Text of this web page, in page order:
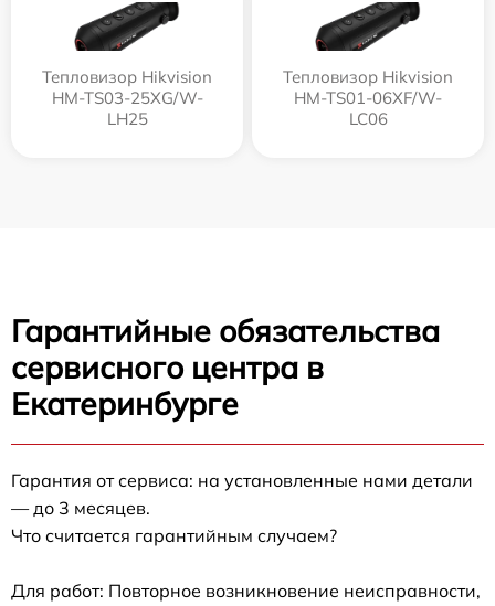
Тепловизор Hikvision
HM-TS03-25XG/W-
LH25
Тепловизор Hikvision
HM-TS01-06XF/W-
LC06
Гарантийные обязательства
сервисного центра в
Екатеринбурге
Гарантия от сервиса: на установленные нами детали
— до 3 месяцев.
Что считается гарантийным случаем?
Для работ: Повторное возникновение неисправности,